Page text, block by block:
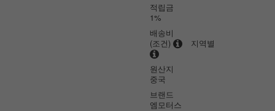
적립금
1%
배송비
(조건)
지역별
원산지
중국
브랜드
엠모터스